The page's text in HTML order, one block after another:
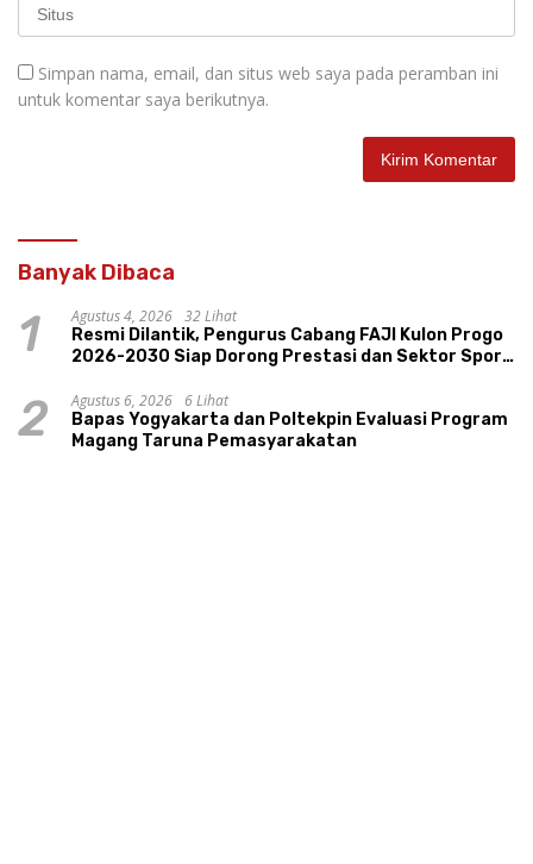
Simpan nama, email, dan situs web saya pada peramban ini
untuk komentar saya berikutnya.
Banyak Dibaca
1 Agustus 4, 2026 32 Lihat
Resmi Dilantik, Pengurus Cabang FAJI Kulon Progo
2026-2030 Siap Dorong Prestasi dan Sektor Sport
2 Agustus 6, 2026 6 Lihat
Bapas Yogyakarta dan Poltekpin Evaluasi Program
Magang Taruna Pemasyarakatan